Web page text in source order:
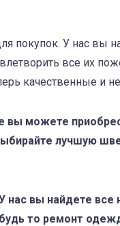
У нас вы
все их
качественные и
можете
лучшую
нас вы найдете
будь то ремонт